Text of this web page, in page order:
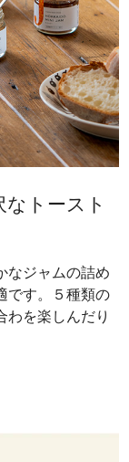
トースト
なジャムの詰め
です。５種類の
わを楽しんだり